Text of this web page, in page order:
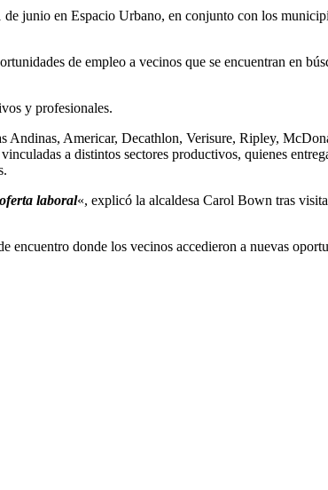
junio en Espacio Urbano, en conjunto con los
de empleo a vecinos que se encuentran en
y profesionales.
Andinas, Americar, Decathlon, Verisure, Ripley,
a distintos sectores productivos, quienes
laboral«, explicó la alcaldesa Carol Bown tras
donde los vecinos accedieron a nuevas